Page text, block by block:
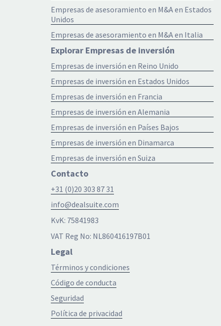
Empresas de asesoramiento en M&A en Estados
Unidos
Empresas de asesoramiento en M&A en Italia
Explorar Empresas de inversión
Empresas de inversión en Reino Unido
Empresas de inversión en Estados Unidos
Empresas de inversión en Francia
Empresas de inversión en Alemania
Empresas de inversión en Países Bajos
Empresas de inversión en Dinamarca
Empresas de inversión en Suiza
Contacto
+31 (0)20 303 87 31
info@dealsuite.com
KvK: 75841983
VAT Reg No: NL860416197B01
Legal
Términos y condiciones
Código de conducta
Seguridad
Política de privacidad